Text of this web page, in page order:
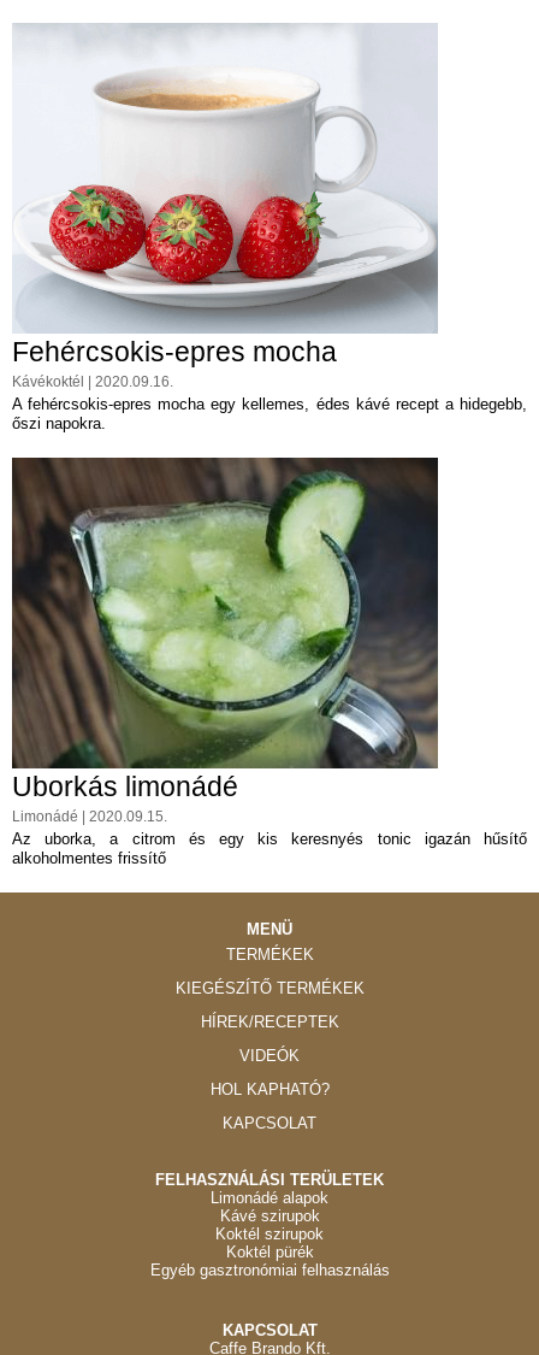
Fehércsokis-epres mocha
Kávékoktél | 2020.09.16.
A fehércsokis-epres mocha egy kellemes, édes kávé recept a hidegebb,
őszi napokra.
Uborkás limonádé
Limonádé | 2020.09.15.
Az uborka, a citrom és egy kis keresnyés tonic igazán hűsítő
alkoholmentes frissítő
MENÜ
TERMÉKEK
KIEGÉSZÍTŐ TERMÉKEK
HÍREK/RECEPTEK
VIDEÓK
HOL KAPHATÓ?
KAPCSOLAT
FELHASZNÁLÁSI TERÜLETEK
Limonádé alapok
Kávé szirupok
Koktél szirupok
Koktél pürék
Egyéb gasztronómiai felhasználás
KAPCSOLAT
Caffe Brando Kft.